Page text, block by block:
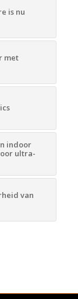
is nu
met
indoor
ultra-
van